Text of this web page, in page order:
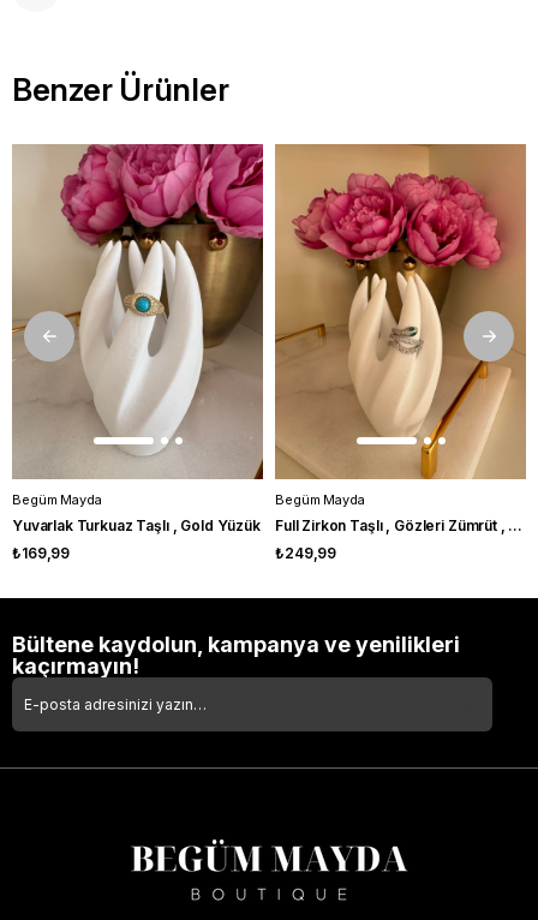
Benzer Ürünler
Begüm Mayda
Yuvarlak Turkuaz Taşlı , Gold Yüzük
₺169,99
Begüm Mayda
Full Zirkon Taşlı , Gözleri Zümrüt , Serpent Yüzük
₺249,99
Bültene kaydolun, kampanya ve yenilikleri
kaçırmayın!